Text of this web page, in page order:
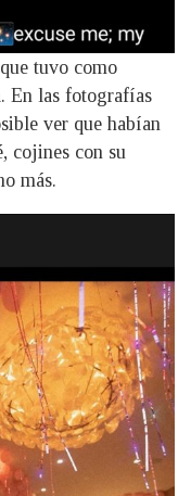
tuvo como
En las fotografías
ver que habían
cojines con su
más.